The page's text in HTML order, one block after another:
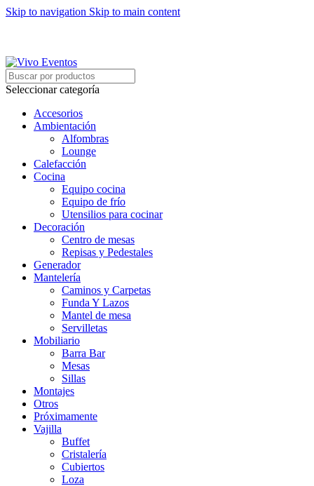
Skip to navigation Skip to main content
Seleccionar categoría
Accesorios
Ambientación
Alfombras
Lounge
Calefacción
Cocina
Equipo cocina
Equipo de frío
Utensilios para cocinar
Decoración
Centro de mesas
Repisas y Pedestales
Generador
Mantelería
Caminos y Carpetas
Funda Y Lazos
Mantel de mesa
Servilletas
Mobiliario
Barra Bar
Mesas
Sillas
Montajes
Otros
Próximamente
Vajilla
Buffet
Cristalería
Cubiertos
Loza